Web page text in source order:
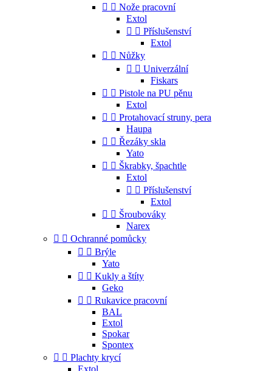
  Nože pracovní
Extol
  Příslušenství
Extol
  Nůžky
  Univerzální
Fiskars
  Pistole na PU pěnu
Extol
  Protahovací struny, pera
Haupa
  Řezáky skla
Yato
  Škrabky, špachtle
Extol
  Příslušenství
Extol
  Šroubováky
Narex
  Ochranné pomůcky
  Brýle
Yato
  Kukly a štíty
Geko
  Rukavice pracovní
BAL
Extol
Spokar
Spontex
  Plachty krycí
Extol